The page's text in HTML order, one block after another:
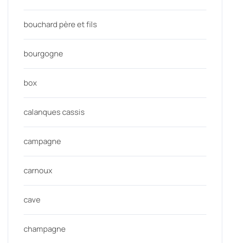
bouchard père et fils
bourgogne
box
calanques cassis
campagne
carnoux
cave
champagne